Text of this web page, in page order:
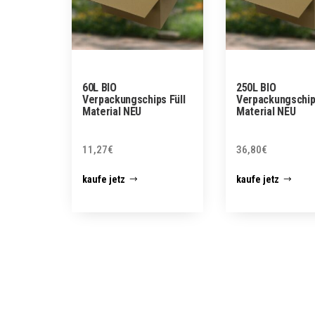
60L BIO
Verpackungschips Füll
Material NEU
11,27€
kaufe jetz
250L BIO
Material NEU
36,80€
kaufe jetz